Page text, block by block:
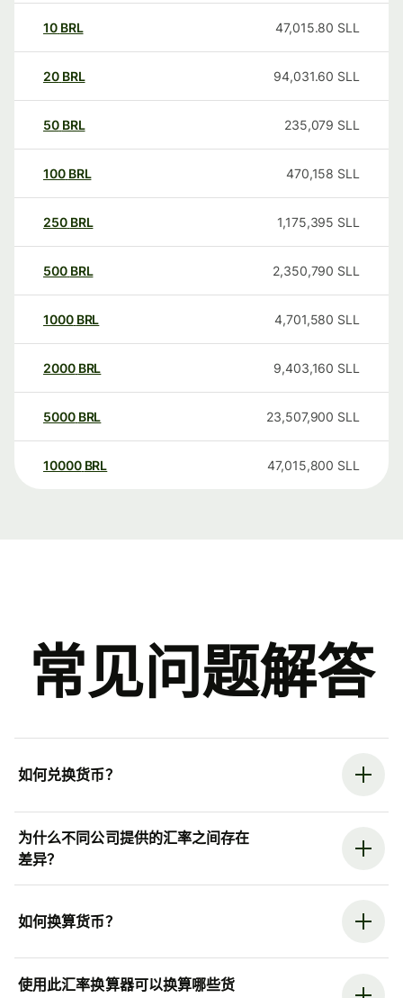
10 BRL 47,015.80 SLL
20 BRL 94,031.60 SLL
50 BRL 235,079 SLL
100 BRL 470,158 SLL
250 BRL 1,175,395 SLL
500 BRL 2,350,790 SLL
1000 BRL 4,701,580 SLL
2000 BRL 9,403,160 SLL
5000 BRL 23,507,900 SLL
10000 BRL 47,015,800 SLL
常见问题解答
如何兑换货币？
为什么不同公司提供的汇率之间存在
差异？
如何换算货币？
使用此汇率换算器可以换算哪些货